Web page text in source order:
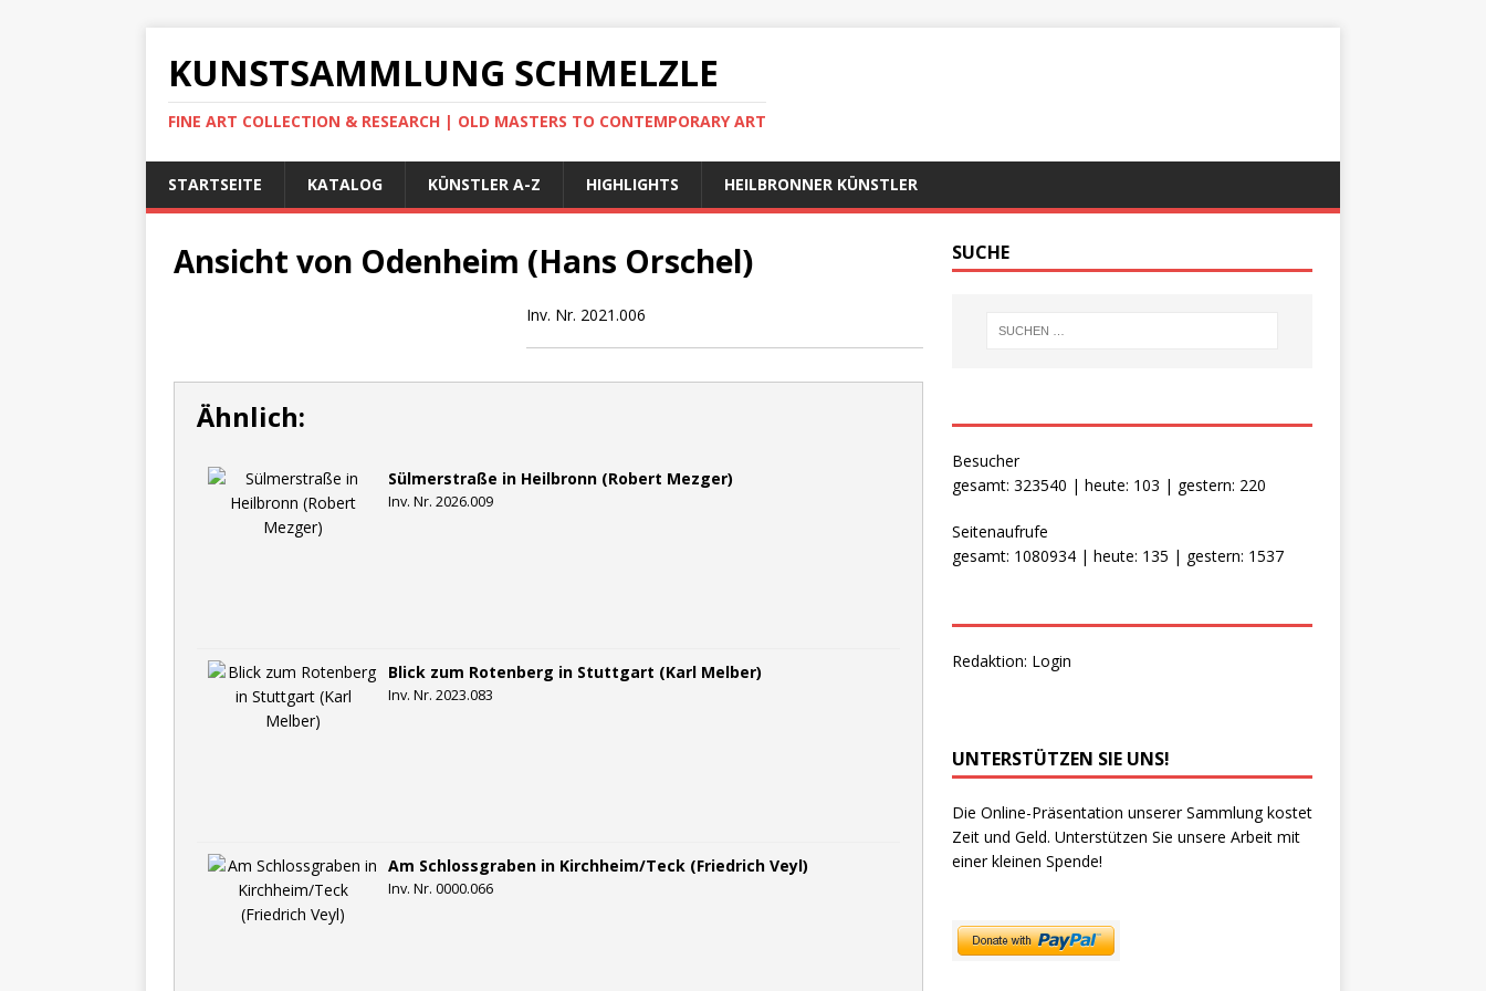
KUNSTSAMMLUNG SCHMELZLE
FINE ART COLLECTION & RESEARCH | OLD MASTERS TO CONTEMPORARY ART
STARTSEITE KATALOG KÜNSTLER A-Z HIGHLIGHTS HEILBRONNER KÜNSTLER
Ansicht von Odenheim (Hans Orschel)
Inv. Nr. 2021.006
Ähnlich:
Sülmerstraße in Heilbronn (Robert Mezger)
Inv. Nr. 2026.009
Blick zum Rotenberg in Stuttgart (Karl Melber)
Inv. Nr. 2023.083
Am Schlossgraben in Kirchheim/Teck (Friedrich Veyl)
Inv. Nr. 0000.066
SUCHE
Besucher
gesamt: 323540 | heute: 103 | gestern: 220
Seitenaufrufe
gesamt: 1080934 | heute: 135 | gestern: 1537
Redaktion: Login
UNTERSTÜTZEN SIE UNS!
Die Online-Präsentation unserer Sammlung kostet
Zeit und Geld. Unterstützen Sie unsere Arbeit mit
einer kleinen Spende!